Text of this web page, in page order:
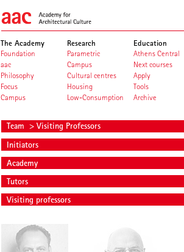
The Academy
Foundation
aac
Philosophy
Focus
Campus
Research
Parametric
Campus
Cultural centres
Housing
Low-Consumption
Education
Athens Central
Next courses
Apply
Tools
Archive
Team > Visiting Professors
Initiators
Academy
Tutors
Visiting professors